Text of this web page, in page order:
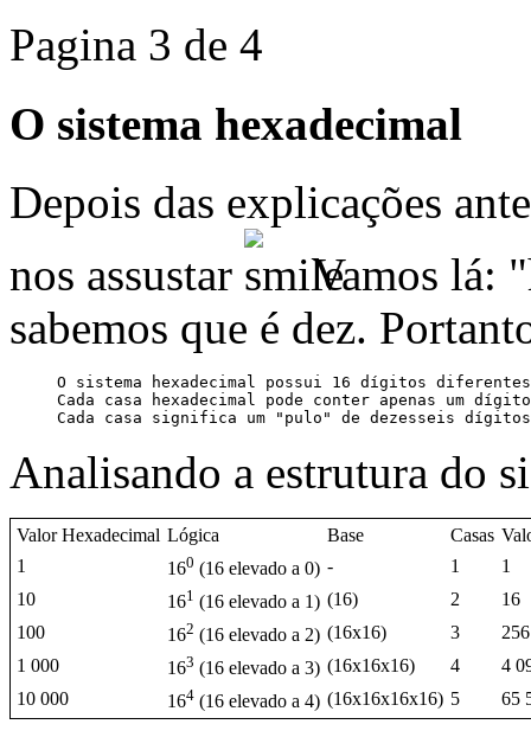
Pagina 3 de 4
O sistema hexadecimal
Depois das explicações
nos assustar
Vamos lá:
sabemos que é dez.
O sistema hexadecimal possui 16 dígitos
Cada casa hexadecimal pode conter apenas um
Cada casa significa um "pulo" de dezesseis
Analisando a estrutura do
Valor Hexadecimal Lógica Base Casas
1
160 (16 elevado a 0) - 1
1
10
161 (16 elevado a 1) (16) 2
16
100
162 (16 elevado a 2) (16x16) 3
256
1 000
163 (16 elevado a 3) (16x16x16) 4
4
10 000
164 (16 elevado a 4) (16x16x16x16) 5 65